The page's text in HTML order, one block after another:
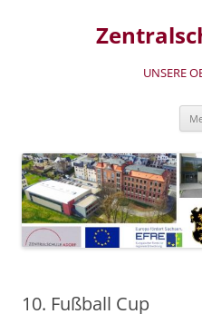
UNSERE
10. Fußball Cup